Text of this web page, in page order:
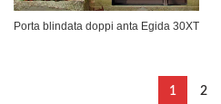
Porta blindata doppi anta Egida 30XT
1 2